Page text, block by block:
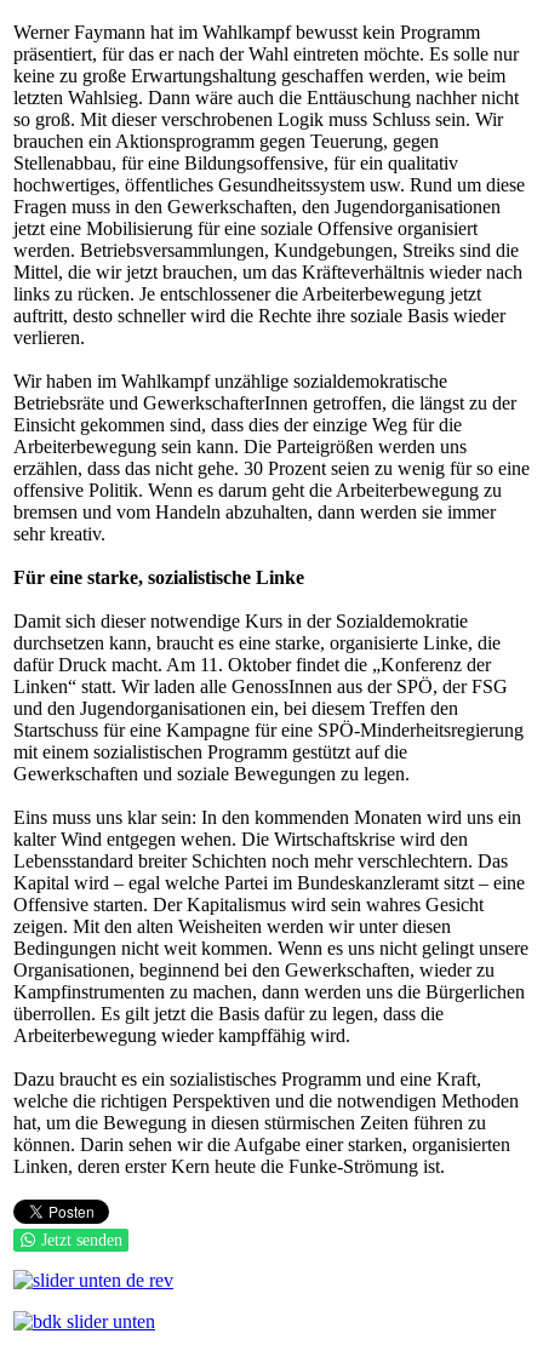
Werner Faymann hat im Wahlkampf bewusst kein Programm
präsentiert, für das er nach der Wahl eintreten möchte. Es solle nur
keine zu große Erwartungshaltung geschaffen werden, wie beim
letzten Wahlsieg. Dann wäre auch die Enttäuschung nachher nicht
so groß. Mit dieser verschrobenen Logik muss Schluss sein. Wir
brauchen ein Aktionsprogramm gegen Teuerung, gegen
Stellenabbau, für eine Bildungsoffensive, für ein qualitativ
hochwertiges, öffentliches Gesundheitssystem usw. Rund um diese
Fragen muss in den Gewerkschaften, den Jugendorganisationen
jetzt eine Mobilisierung für eine soziale Offensive organisiert
werden. Betriebsversammlungen, Kundgebungen, Streiks sind die
Mittel, die wir jetzt brauchen, um das Kräfteverhältnis wieder nach
links zu rücken. Je entschlossener die Arbeiterbewegung jetzt
auftritt, desto schneller wird die Rechte ihre soziale Basis wieder
verlieren.
Wir haben im Wahlkampf unzählige sozialdemokratische
Betriebsräte und GewerkschafterInnen getroffen, die längst zu der
Einsicht gekommen sind, dass dies der einzige Weg für die
Arbeiterbewegung sein kann. Die Parteigrößen werden uns
erzählen, dass das nicht gehe. 30 Prozent seien zu wenig für so eine
offensive Politik. Wenn es darum geht die Arbeiterbewegung zu
bremsen und vom Handeln abzuhalten, dann werden sie immer
sehr kreativ.
Für eine starke, sozialistische Linke
Damit sich dieser notwendige Kurs in der Sozialdemokratie
durchsetzen kann, braucht es eine starke, organisierte Linke, die
dafür Druck macht. Am 11. Oktober findet die „Konferenz der
Linken“ statt. Wir laden alle GenossInnen aus der SPÖ, der FSG
und den Jugendorganisationen ein, bei diesem Treffen den
Startschuss für eine Kampagne für eine SPÖ-Minderheitsregierung
mit einem sozialistischen Programm gestützt auf die
Gewerkschaften und soziale Bewegungen zu legen.
Eins muss uns klar sein: In den kommenden Monaten wird uns ein
kalter Wind entgegen wehen. Die Wirtschaftskrise wird den
Lebensstandard breiter Schichten noch mehr verschlechtern. Das
Kapital wird – egal welche Partei im Bundeskanzleramt sitzt – eine
Offensive starten. Der Kapitalismus wird sein wahres Gesicht
zeigen. Mit den alten Weisheiten werden wir unter diesen
Bedingungen nicht weit kommen. Wenn es uns nicht gelingt unsere
Organisationen, beginnend bei den Gewerkschaften, wieder zu
Kampfinstrumenten zu machen, dann werden uns die Bürgerlichen
überrollen. Es gilt jetzt die Basis dafür zu legen, dass die
Arbeiterbewegung wieder kampffähig wird.
Dazu braucht es ein sozialistisches Programm und eine Kraft,
welche die richtigen Perspektiven und die notwendigen Methoden
hat, um die Bewegung in diesen stürmischen Zeiten führen zu
können. Darin sehen wir die Aufgabe einer starken, organisierten
Linken, deren erster Kern heute die Funke-Strömung ist.
Jetzt senden